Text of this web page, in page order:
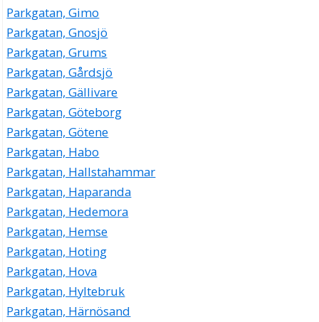
Parkgatan, Gimo
Parkgatan, Gnosjö
Parkgatan, Grums
Parkgatan, Gårdsjö
Parkgatan, Gällivare
Parkgatan, Göteborg
Parkgatan, Götene
Parkgatan, Habo
Parkgatan, Hallstahammar
Parkgatan, Haparanda
Parkgatan, Hedemora
Parkgatan, Hemse
Parkgatan, Hoting
Parkgatan, Hova
Parkgatan, Hyltebruk
Parkgatan, Härnösand